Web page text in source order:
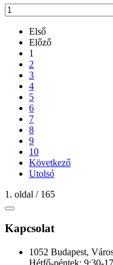
Első
Előző
1
2
3
4
5
6
7
8
9
10
Következő
Utolsó
1. oldal / 165
Kapcsolat
1052 Budapest,
Hétfő-péntek: 9:30-